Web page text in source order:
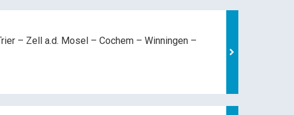
– Zell a.d. Mosel – Cochem – Winningen –